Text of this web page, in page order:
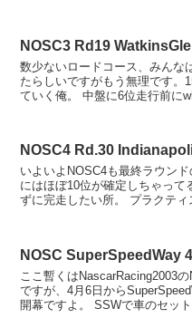
NOSC3 Rd19
数少ないロードコース、みんな
たらしいですがもう無理です。
ていく俺。 中盤に6位走行前にwhoさん発見して追っかけるも差が縮
NOSC4 Rd.30
いよいよNOSC4も最終ラウン
にはほぼ10位が確定しちゃっ
ずに完走したい所。 プラクティスからちょっと悩んだのがセット。
NOSC SuperSpeedWay
ここ暫くはNascarRacing2003
ですが、4月6日から
開幕ですよ。 SSWで車のセットはFastセット固定なので常に接近戦